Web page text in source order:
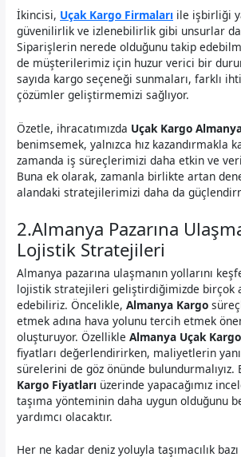
İkincisi, Uçak Kargo Firmaları ile işbirliği
güvenilirlik ve izlenebilirlik gibi unsurlar
Siparişlerin nerede olduğunu takip
de müşterilerimiz için huzur verici bir
sayıda kargo seçeneği sunmaları, farklı
çözümler geliştirmemizi sağlıyor.
Özetle, ihracatımızda Uçak Kargo
benimsemek, yalnızca hız kazandırmakla
zamanda iş süreçlerimizi daha etkin ve
Buna ek olarak, zamanla birlikte artan
alandaki stratejilerimizi daha da
2.Almanya Pazarına
Lojistik Stratejileri
Almanya pazarına ulaşmanın yollarını
lojistik stratejileri geliştirdiğimizde birçok
edebiliriz. Öncelikle,Almanya Kargo
etmek adına hava yolunu tercih etmek
oluşturuyor. ÖzellikleAlmanya Uçak Kargo
fiyatları değerlendirirken, maliyetlerin
sürelerini de göz önünde bulundurmalıyız.
Kargo Fiyatları üzerinde yapacağımız
taşıma yönteminin daha uygun olduğunu
yardımcı olacaktır.
Her ne kadar deniz yoluyla taşımacılık